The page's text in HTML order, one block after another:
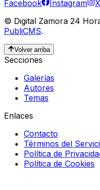
Facebook Instagram X
© Digital Zamora 24
PubliCMS.
Volver arriba
Secciones
Galerías
Autores
Temas
Enlaces
Contacto
Términos del
Política de
Política de Cookies